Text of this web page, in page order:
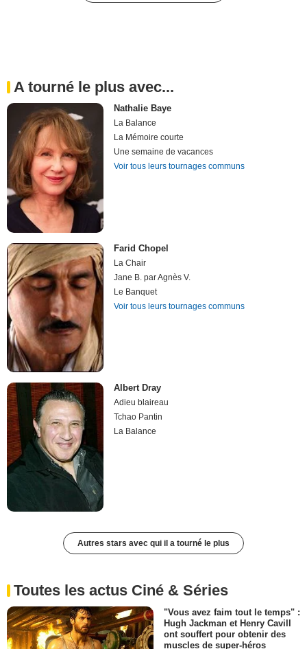
A tourné le plus avec...
Nathalie Baye
La Balance
La Mémoire courte
Une semaine de vacances
Voir tous leurs tournages communs
Farid Chopel
La Chair
Jane B. par Agnès V.
Le Banquet
Voir tous leurs tournages communs
Albert Dray
Adieu blaireau
Tchao Pantin
La Balance
Autres stars avec qui il a tourné le plus
Toutes les actus Ciné & Séries
"Vous avez faim tout le temps" :
Hugh Jackman et Henry Cavill
ont souffert pour obtenir des
muscles de super-héros